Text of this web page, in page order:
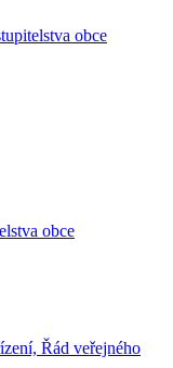
obce
obce
Řád veřejného